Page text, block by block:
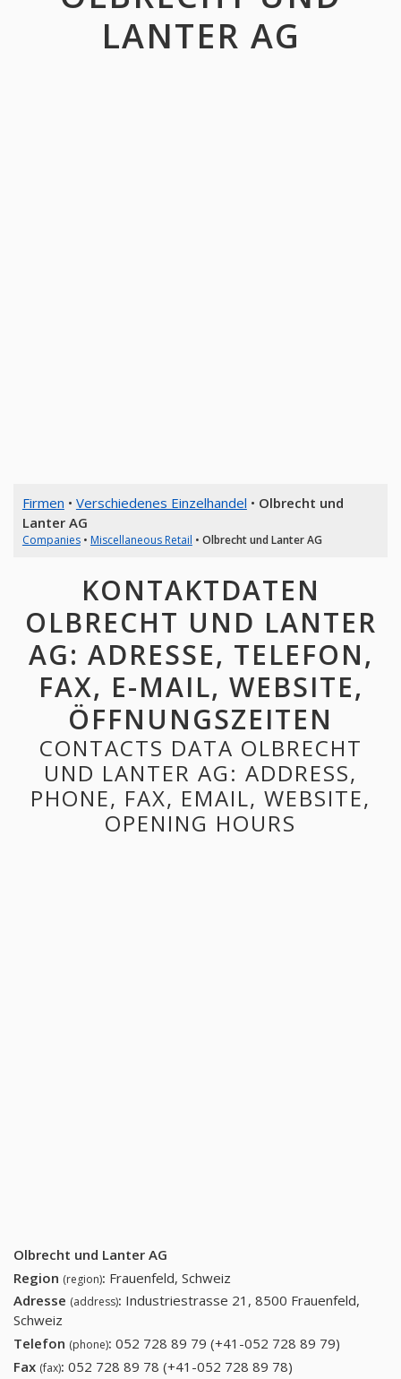
LANTER AG
Firmen • Verschiedenes Einzelhandel • Olbrecht und
Lanter AG
Companies• Miscellaneous Retail • Olbrecht und Lanter AG
KONTAKTDATEN
OLBRECHT UND LANTER
AG: ADRESSE, TELEFON,
FAX, E-MAIL, WEBSITE,
ÖFFNUNGSZEITEN
CONTACTS DATA OLBRECHT
UND LANTER AG: ADDRESS,
PHONE, FAX, EMAIL, WEBSITE,
OPENING HOURS
Olbrecht und Lanter AG
Region (region): Frauenfeld, Schweiz
Adresse (address): Industriestrasse 21, 8500 Frauenfeld,
Schweiz
Telefon (phone): 052 728 89 79 (+41-052 728 89 79)
Fax (fax): 052 728 89 78 (+41-052 728 89 78)